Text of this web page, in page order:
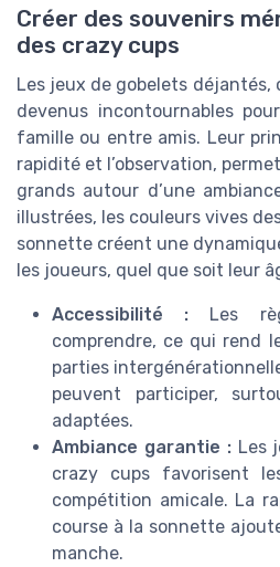
Créer des souvenirs
des crazy cups
Les jeux de gobelets déjantés,
devenus incontournables
famille ou entre amis. Leur
rapidité et l’observation,
grands autour d’une
illustrées, les couleurs vives
sonnette créent une
les joueurs, quel que soit leur
Accessibilité : Les
comprendre, ce qui rend
parties
peuvent participer,
adaptées.
Ambiance garantie :Les
crazy cups favorisent
compétition amicale. La
course à la sonnette
manche.